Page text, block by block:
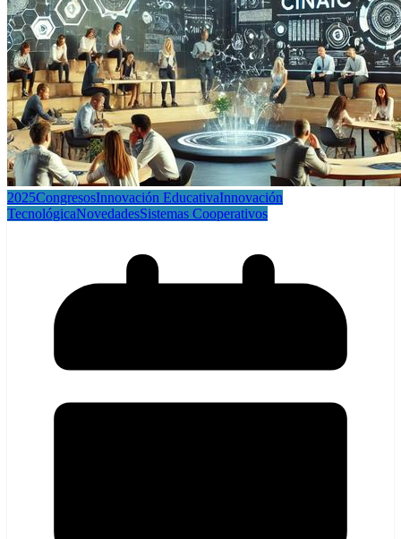
2025CongresosInnovación EducativaInnovación
TecnológicaNovedadesSistemas Cooperativos